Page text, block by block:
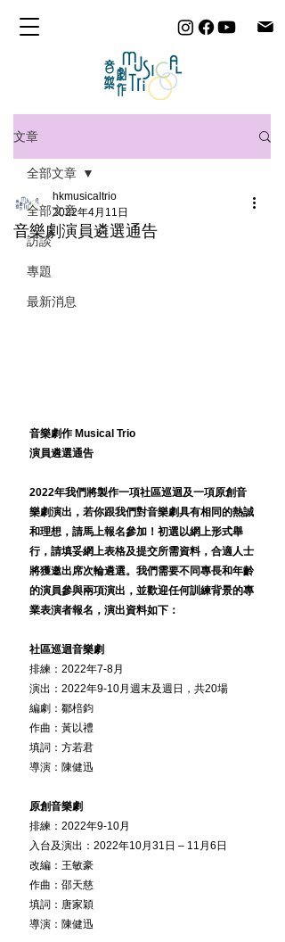
文章
全部文章
訪談
專題
最新消息
全部文章
音樂劇演員遴選通告
hkmusicaltrio
2022年4月11日
音樂劇作 Musical Trio
演員遴選通告
2022年我們將製作一項社區巡迴及一項原創音
樂劇演出，若你跟我們對音樂劇具有相同的熱誠
和理想，請馬上報名參加！初選以網上形式舉
行，請填妥網上表格及提交所需資料，合適人士
將獲邀出席次輪遴選。我們需要不同專長和年齡
的演員參與兩項演出，並歡迎任何訓練背景的專
業表演者報名，演出資料如下：
社區巡迴音樂劇
排練：2022年7-8月
演出：2022年9-10月週末及週日，共20場
編劇：鄒棓鈞
作曲：黃以禮
填詞：方若君
導演：陳健迅
原創音樂劇
排練：2022年9-10月
入台及演出：2022年10月31日 – 11月6日
改編：王敏豪
作曲：邵天慈
填詞：唐家穎
導演：陳健迅